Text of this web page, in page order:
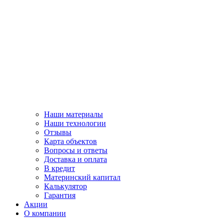
Наши материалы
Наши технологии
Отзывы
Карта объектов
Вопросы и ответы
Доставка и оплата
В кредит
Материнский капитал
Калькулятор
Гарантия
Акции
О компании